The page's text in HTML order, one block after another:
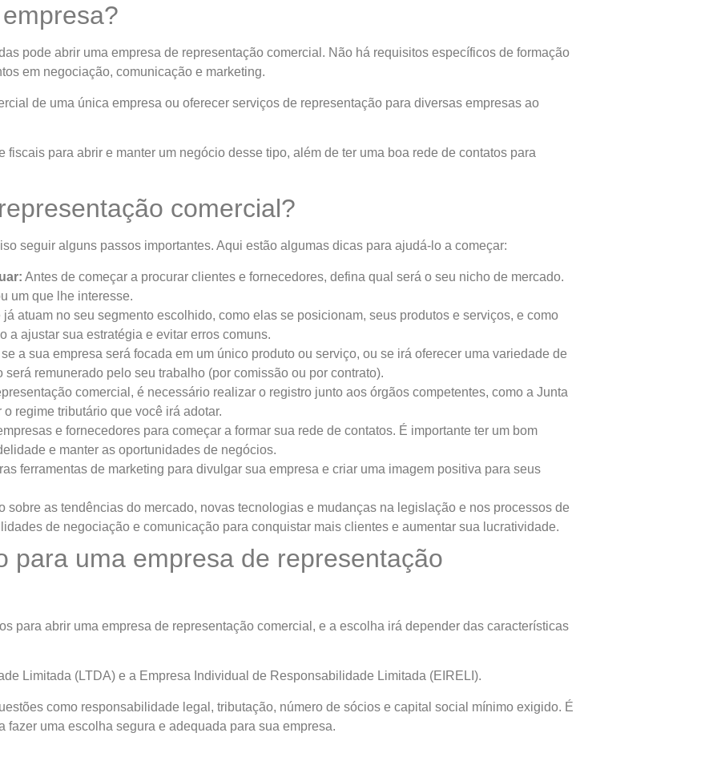
pode abrir uma empresa de representação comercial. Não há requisitos específicos de formação
em negociação, comunicação e marketing.
de uma única empresa ou oferecer serviços de representação para diversas empresas ao
para abrir e manter um negócio desse tipo, além de ter uma boa rede de contatos para
comercial?
seguir alguns passos importantes. Aqui estão algumas dicas para ajudá-lo a começar:
Antes de começar a procurar clientes e fornecedores, defina qual será o seu nicho de mercado.
um que lhe interesse.
atuam no seu segmento escolhido, como elas se posicionam, seus produtos e serviços, e como
a ajustar sua estratégia e evitar erros comuns.
a sua empresa será focada em um único produto ou serviço, ou se irá oferecer uma variedade de
remunerado pelo seu trabalho (por comissão ou por contrato).
comercial, é necessário realizar o registro junto aos órgãos competentes, como a Junta
regime tributário que você irá adotar.
e fornecedores para começar a formar sua rede de contatos. É importante ter um bom
e manter as oportunidades de negócios.
ferramentas de marketing para divulgar sua empresa e criar uma imagem positiva para seus
sobre as tendências do mercado, novas tecnologias e mudanças na legislação e nos processos de
de negociação e comunicação para conquistar mais clientes e aumentar sua lucratividade.
para uma empresa de representação
para abrir uma empresa de representação comercial, e a escolha irá depender das características
Limitada (LTDA) e a Empresa Individual de Responsabilidade Limitada (EIRELI).
como responsabilidade legal, tributação, número de sócios e capital social mínimo exigido. É
uma escolha segura e adequada para sua empresa.